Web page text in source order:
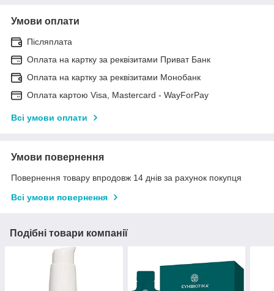
Умови оплати
Післяплата
Оплата на картку за реквізитами Приват Банк
Оплата на картку за реквізитами Монобанк
Оплата картою Visa, Mastercard - WayForPay
Всі умови оплати
Умови повернення
Повернення товару впродовж 14 днів за рахунок покупця
Всі умови повернення
Подібні товари компанії